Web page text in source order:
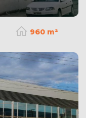
960 m²